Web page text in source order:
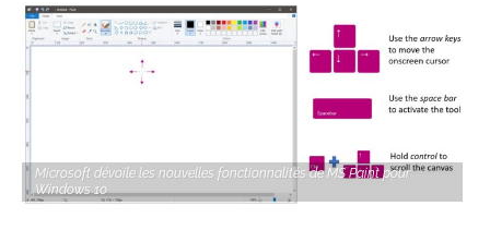
Microsoft dévoile les nouvelles fonctionnalités de MS Paint pour
Windows 10